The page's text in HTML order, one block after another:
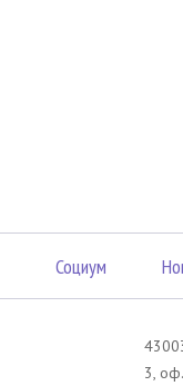
Социум
3,